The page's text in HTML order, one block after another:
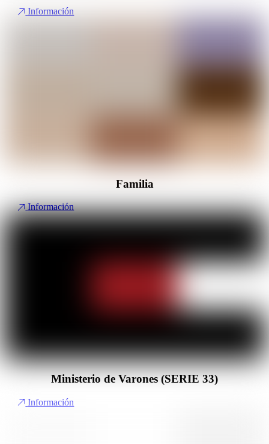
Información
Familia
Información
Ministerio de Varones (SERIE 33)
Información